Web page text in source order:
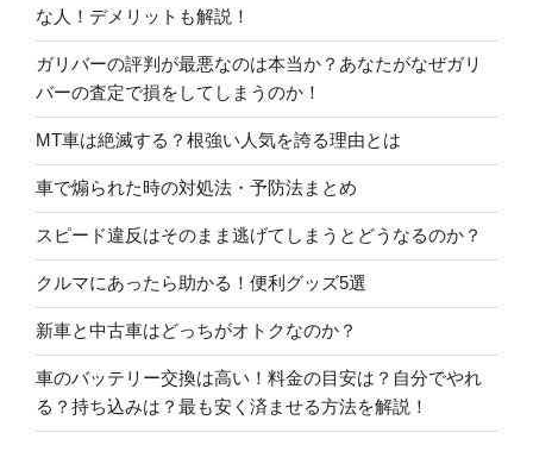
な人！デメリットも解説！
ガリバーの評判が最悪なのは本当か？あなたがなぜガリ
バーの査定で損をしてしまうのか！
MT車は絶滅する？根強い人気を誇る理由とは
車で煽られた時の対処法・予防法まとめ
スピード違反はそのまま逃げてしまうとどうなるのか？
クルマにあったら助かる！便利グッズ5選
新車と中古車はどっちがオトクなのか？
車のバッテリー交換は高い！料金の目安は？自分でやれ
る？持ち込みは？最も安く済ませる方法を解説！